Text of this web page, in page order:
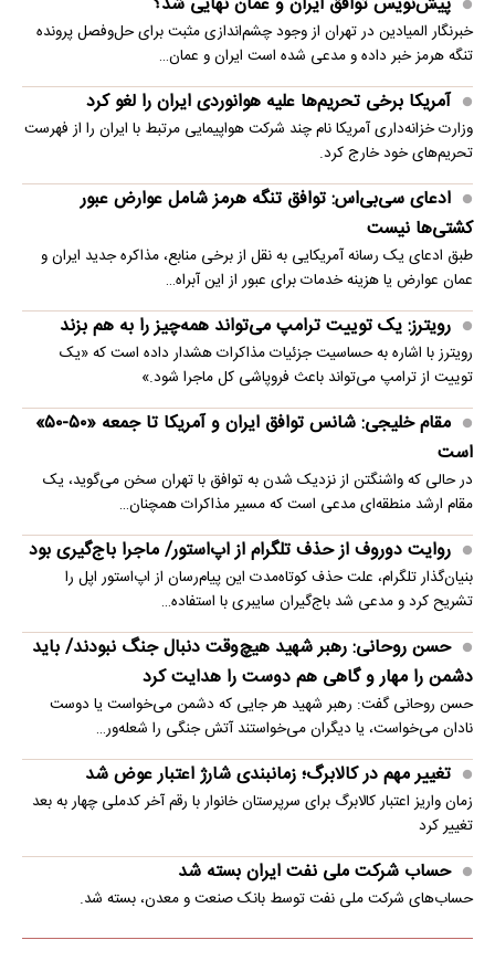
خبرنگار المیادین در تهران از وجود چشم‌اندازی مثبت برای حل‌وفصل پرونده
تنگه هرمز خبر داده و مدعی شده است ایران و عمان…
آمریکا برخی تحریم‌ها علیه هوانوردی ایران را لغو کرد
وزارت خزانه‌داری آمریکا نام چند شرکت هواپیمایی مرتبط با ایران را از فهرست
تحریم‌های خود خارج کرد.
ادعای سی‌بی‌اس: توافق تنگه هرمز شامل عوارض عبور
کشتی‌ها نیست
طبق ادعای یک رسانه آمریکایی به نقل از برخی منابع، مذاکره جدید ایران و
عمان عوارض یا هزینه خدمات برای عبور از این آبراه…
رویترز: یک توییت ترامپ می‌تواند همه‌چیز را به هم بزند
رویترز با اشاره به حساسیت جزئیات مذاکرات هشدار داده است که «یک
توییت از ترامپ می‌تواند باعث فروپاشی کل ماجرا شود.»
مقام خلیجی: شانس توافق ایران و آمریکا تا جمعه «۵۰-۵۰»
است
در حالی که واشنگتن از نزدیک شدن به توافق با تهران سخن می‌گوید، یک
مقام ارشد منطقه‌ای مدعی است که مسیر مذاکرات همچنان…
روایت دوروف از حذف تلگرام از اپ‌استور/ ماجرا باج‌گیری بود
بنیان‌گذار تلگرام، علت حذف کوتاه‌مدت این پیام‌رسان از اپ‌استور اپل را
تشریح کرد و مدعی شد باج‌گیران سایبری با استفاده…
حسن روحانی: رهبر شهید هیچ‌وقت دنبال جنگ نبودند/ باید
دشمن را مهار و گاهی هم دوست را هدایت کرد
حسن روحانی گفت: رهبر شهید هر جایی که دشمن می‌خواست یا دوست
نادان می‌خواست، یا دیگران می‌خواستند آتش جنگی را شعله‌ور…
تغییر مهم در کالابرگ؛ زمانبندی‌ شارژ اعتبار عوض شد
زمان واریز اعتبار کالابرگ برای سرپرستان خانوار با رقم آخر کدملی چهار به بعد
تغییر کرد
حساب‌ شرکت ملی نفت ایران بسته شد
حساب‌های شرکت ملی نفت توسط بانک صنعت و معدن، بسته شد.